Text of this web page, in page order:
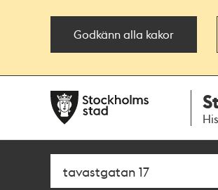
Godkänn alla kakor
navigationen
huvudinnehållet
Sök